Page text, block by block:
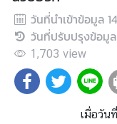
เ
กี่
ย
ว
กั
วันที่นำเข้าข้อมูล
วันที่ปรับปรุงข้อมูล
1,703 view
เมื่อวันที่ 30 ตุล